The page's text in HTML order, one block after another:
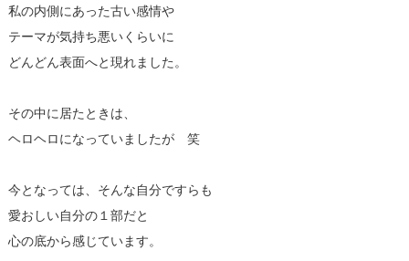
私の内側にあった古い感情や
テーマが気持ち悪いくらいに
どんどん表面へと現れました。
その中に居たときは、
ヘロヘロになっていましたが 笑
今となっては、そんな自分ですらも
愛おしい自分の１部だと
心の底から感じています。